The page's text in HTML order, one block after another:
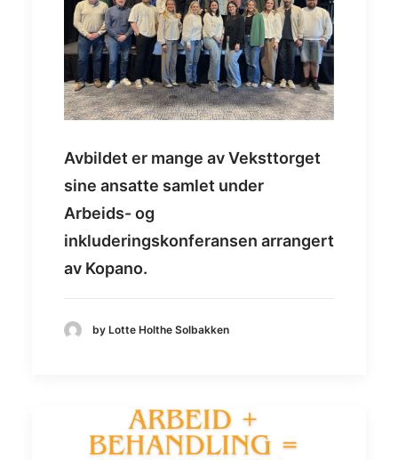
Avbildet er mange av Veksttorget
sine ansatte samlet under
Arbeids- og
inkluderingskonferansen arrangert
av Kopano.
by Lotte Holthe Solbakken